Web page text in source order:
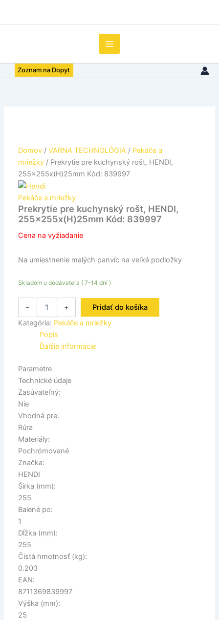
Zoznam na Dopyt
Domov /VARNA TECHNOLÓGIA / Pekáče a
mriežky / Prekrytie pre kuchynský rošt, HENDI,
255x255x(H)25mm Kód: 839997
Pekáče a mriežky
Prekrytie pre kuchynský rošt, HENDI,
255x255x(H)25mm Kód: 839997
Cena na vyžiadanie
Na umiestnenie malých panvíc na veľké podložky
Skladom u dodávateľa ( 7-14 dní )
-
pre
255x255x(H)25mm
Kód:
+
Pridať do košíka
Kategória: Pekáče a mriežky
Popis
Ďalšie informácie
Parametre
Technické údaje
Zasúvateľný:
Nie
Vhodná pre:
Rúra
Materiály:
Pochrómované
Značka:
HENDI
Šírka (mm):
255
Balené po:
1
Dĺžka (mm):
255
Čistá hmotnosť (kg):
0.203
EAN:
8711369839997
Výška (mm):
25